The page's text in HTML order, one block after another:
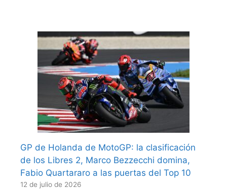
GP de Holanda de MotoGP: la clasificación
de los Libres 2, Marco Bezzecchi domina,
Fabio Quartararo a las puertas del Top 10
12 de julio de 2026